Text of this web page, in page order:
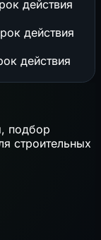
действия
действия
действия
подбор
строительных